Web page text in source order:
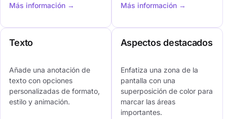
Más información → Más información →
Texto
Añade una anotación de
texto con opciones
personalizadas de formato,
estilo y animación.
Aspectos destacados
Enfatiza una zona de la
pantalla con una
superposición de color para
marcar las áreas
importantes.